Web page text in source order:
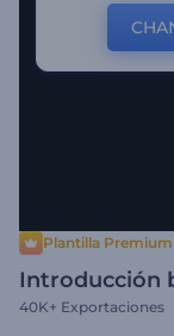
Plantilla Premium
Introducción
40K+ Exportaciones